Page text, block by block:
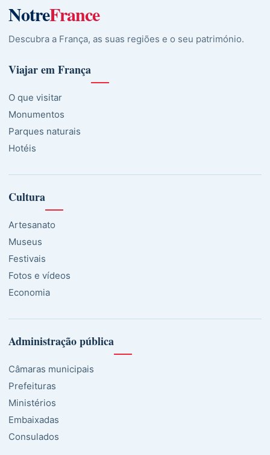
NotreFrance
Descubra a França, as suas regiões e o seu património.
Viajar em França
O que visitar
Monumentos
Parques naturais
Hotéis
Cultura
Artesanato
Museus
Festivais
Fotos e vídeos
Economia
Administração pública
Câmaras municipais
Prefeituras
Ministérios
Embaixadas
Consulados